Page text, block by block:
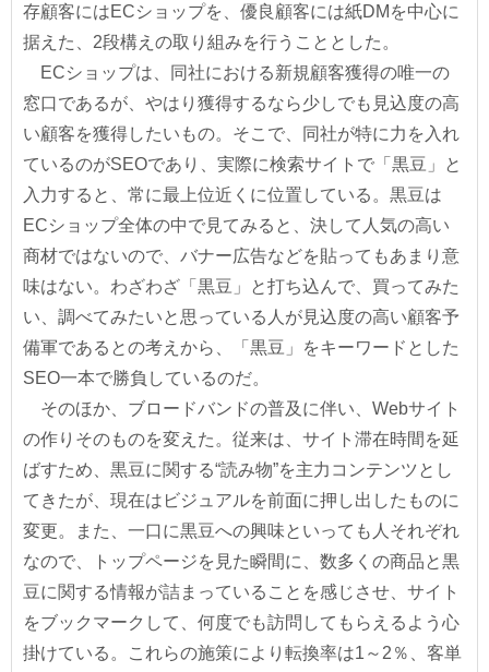
存顧客にはECショップを、優良顧客には紙DMを中心に
据えた、2段構えの取り組みを行うこととした。
ECショップは、同社における新規顧客獲得の唯一の
窓口であるが、やはり獲得するなら少しでも見込度の高
い顧客を獲得したいもの。そこで、同社が特に力を入れ
ているのがSEOであり、実際に検索サイトで「黒豆」と
入力すると、常に最上位近くに位置している。黒豆は
ECショップ全体の中で見てみると、決して人気の高い
商材ではないので、バナー広告などを貼ってもあまり意
味はない。わざわざ「黒豆」と打ち込んで、買ってみた
い、調べてみたいと思っている人が見込度の高い顧客予
備軍であるとの考えから、「黒豆」をキーワードとした
SEO一本で勝負しているのだ。
そのほか、ブロードバンドの普及に伴い、Webサイト
の作りそのものを変えた。従来は、サイト滞在時間を延
ばすため、黒豆に関する“読み物”を主力コンテンツとし
てきたが、現在はビジュアルを前面に押し出したものに
変更。また、一口に黒豆への興味といっても人それぞれ
なので、トップページを見た瞬間に、数多くの商品と黒
豆に関する情報が詰まっていることを感じさせ、サイト
をブックマークして、何度でも訪問してもらえるよう心
掛けている。これらの施策により転換率は1～2％、客単